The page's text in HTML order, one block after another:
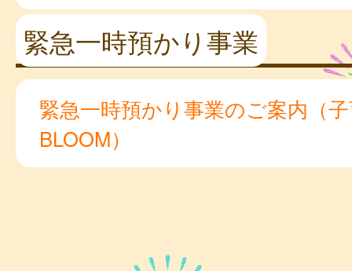
緊急一時預かり事業
緊急一時預かり事業のご案内（
BLOOM）